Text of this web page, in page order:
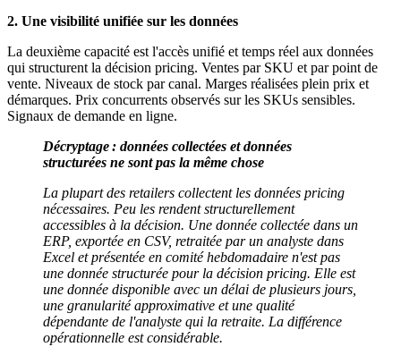
2. Une visibilité unifiée sur les données
La deuxième capacité est l'accès unifié et temps réel aux données
qui structurent la décision pricing. Ventes par SKU et par point de
vente. Niveaux de stock par canal. Marges réalisées plein prix et
démarques. Prix concurrents observés sur les SKUs sensibles.
Signaux de demande en ligne.
Décryptage : données collectées et données
structurées ne sont pas la même chose
La plupart des retailers collectent les données pricing
nécessaires. Peu les rendent structurellement
accessibles à la décision. Une donnée collectée dans un
ERP, exportée en CSV, retraitée par un analyste dans
Excel et présentée en comité hebdomadaire n'est pas
une donnée structurée pour la décision pricing. Elle est
une donnée disponible avec un délai de plusieurs jours,
une granularité approximative et une qualité
dépendante de l'analyste qui la retraite. La différence
opérationnelle est considérable.